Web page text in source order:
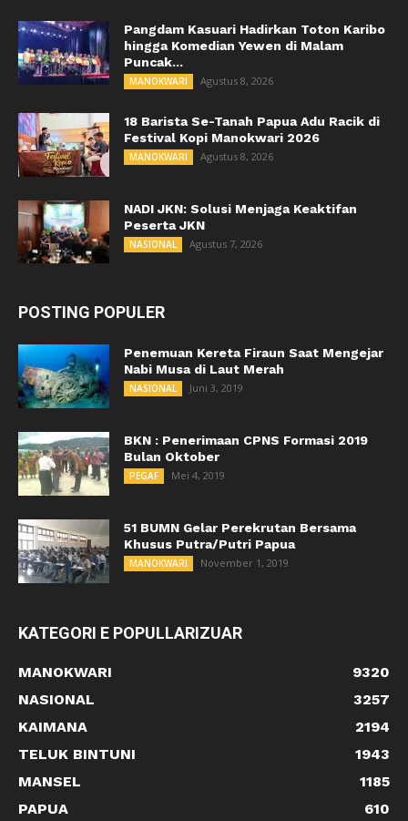
Pangdam Kasuari Hadirkan Toton Karibo
hingga Komedian Yewen di Malam
Puncak...
MANOKWARI Agustus 8, 2026
18 Barista Se-Tanah Papua Adu Racik di
Festival Kopi Manokwari 2026
MANOKWARI Agustus 8, 2026
NADI JKN: Solusi Menjaga Keaktifan
Peserta JKN
NASIONAL Agustus 7, 2026
POSTING POPULER
Penemuan Kereta Firaun Saat Mengejar
Nabi Musa di Laut Merah
NASIONAL Juni 3, 2019
BKN : Penerimaan CPNS Formasi 2019
Bulan Oktober
PEGAF Mei 4, 2019
51 BUMN Gelar Perekrutan Bersama
Khusus Putra/Putri Papua
MANOKWARI November 1, 2019
KATEGORI E POPULLARIZUAR
MANOKWARI
9320
NASIONAL
3257
KAIMANA
2194
TELUK BINTUNI
1943
MANSEL
1185
PAPUA
610